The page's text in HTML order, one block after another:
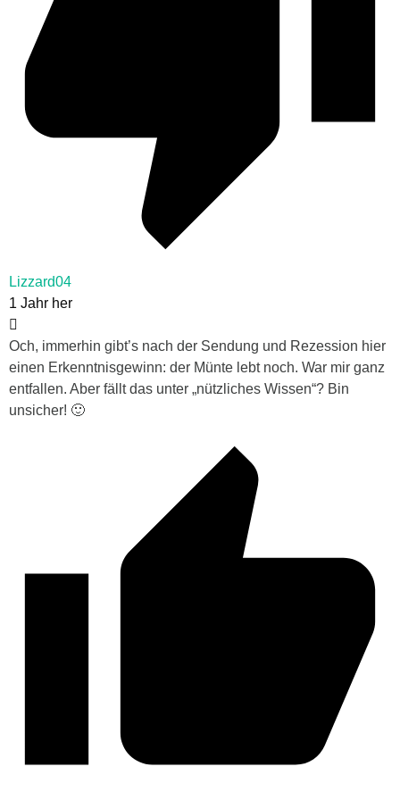
Lizzard04
1 Jahr her
Och, immerhin gibt’s nach der Sendung und Rezession hier
einen Erkenntnisgewinn: der Münte lebt noch. War mir ganz
entfallen. Aber fällt das unter „nützliches Wissen“? Bin
unsicher! 🙂